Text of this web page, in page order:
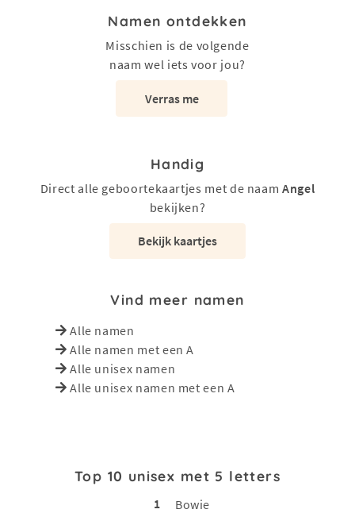
Namen ontdekken
Misschien is de volgende
naam wel iets voor jou?
Verras me
Handig
Direct alle geboortekaartjes met de naamAngel
bekijken?
Bekijk kaartjes
Vind meer namen
Alle namen
Alle namen met een A
Alle unisex namen
Alle unisex namen met een A
Top 10 unisex met 5 letters
1
Bowie